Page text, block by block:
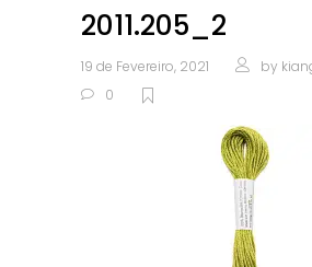
2011.205_2
19 de Fevereiro, 2021 by
0